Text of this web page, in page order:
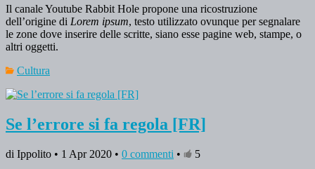
Il canale Youtube Rabbit Hole propone una ricostruzione
dell’origine di Lorem ipsum, testo utilizzato ovunque per segnalare
le zone dove inserire delle scritte, siano esse pagine web, stampe, o
altri oggetti.
Cultura
Se l’errore si fa regola [FR]
di Ippolito • 1 Apr 2020 • 0 commenti •
5